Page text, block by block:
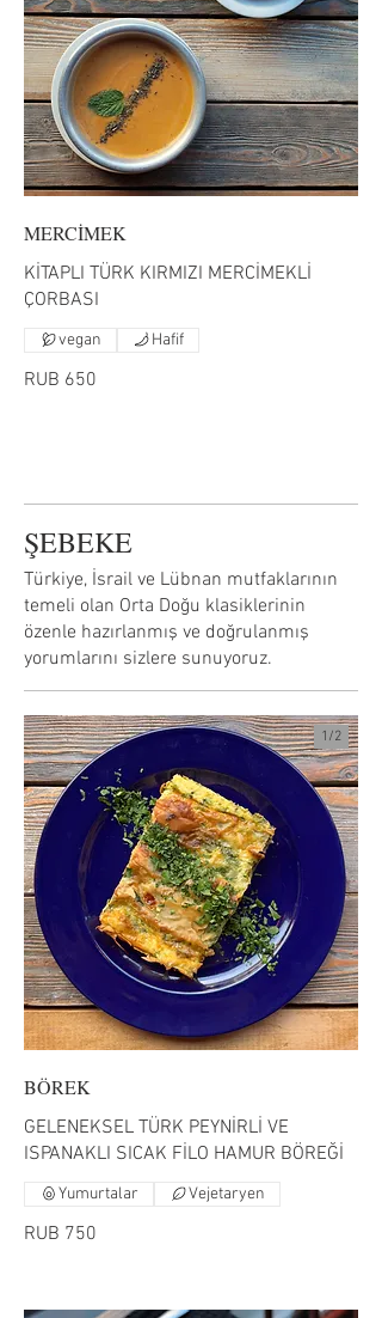
MERCİMEK
KİTAPLI TÜRK KIRMIZI MERCİMEKLİ
ÇORBASI
RUB 650
vegan Hafif
ŞEBEKE
Türkiye, İsrail ve Lübnan mutfaklarının
temeli olan Orta Doğu klasiklerinin
özenle hazırlanmış ve doğrulanmış
yorumlarını sizlere sunuyoruz.
BÖREK
GELENEKSEL TÜRK PEYNİRLİ VE
ISPANAKLI SICAK FİLO HAMUR BÖREĞİ
RUB 750
Yumurtalar Vejetaryen
1/2